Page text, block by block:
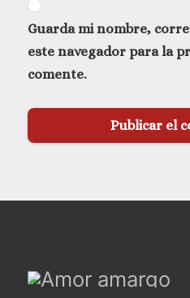
Guarda mi nombre,
este navegador para la
comente.